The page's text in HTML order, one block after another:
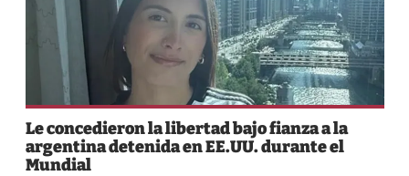
Le concedieron la libertad bajo fianza a la
argentina detenida en EE.UU. durante el
Mundial